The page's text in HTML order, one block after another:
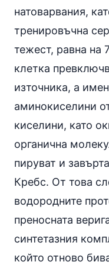
натоварвания,
тренировъчна
тежест, равна на
клетка
източника, а
аминокиселини
киселини, като
органична
пируват и
Кребс. От това
водородните
преносната
синтетазния
който отново